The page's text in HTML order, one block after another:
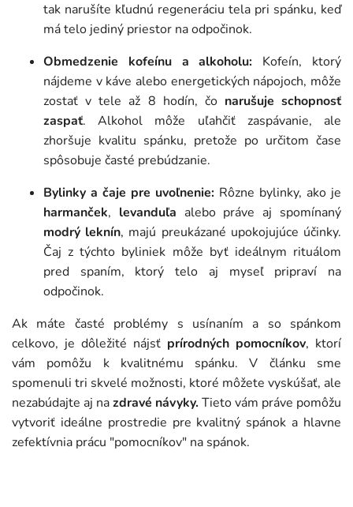
tak narušíte kľudnú regeneráciu tela pri spánku, keď
má telo jediný priestor na odpočinok.
Obmedzenie kofeínu a alkoholu: Kofeín, ktorý
nájdeme v káve alebo energetických nápojoch, môže
zostať v tele až 8 hodín, čo narušuje schopnosť
zaspať. Alkohol môže uľahčiť zaspávanie, ale
zhoršuje kvalitu spánku, pretože po určitom čase
spôsobuje časté prebúdzanie.
Bylinky a čaje pre uvoľnenie: Rôzne bylinky, ako je
harmanček, levanduľa alebo práve aj spomínaný
modrý leknín, majú preukázané upokojujúce účinky.
Čaj z týchto byliniek môže byť ideálnym rituálom
pred spaním, ktorý telo aj myseľ pripraví na
odpočinok.
Ak máte časté problémy s usínaním a so spánkom
celkovo, je dôležité nájsť prírodných pomocníkov, ktorí
vám pomôžu k kvalitnému spánku. V článku sme
spomenuli tri skvelé možnosti, ktoré môžete vyskúšať, ale
nezabúdajte aj nazdravé návyky. Tieto vám práve pomôžu
vytvoriť ideálne prostredie pre kvalitný spánok a hlavne
zefektívnia prácu "pomocníkov" na spánok.